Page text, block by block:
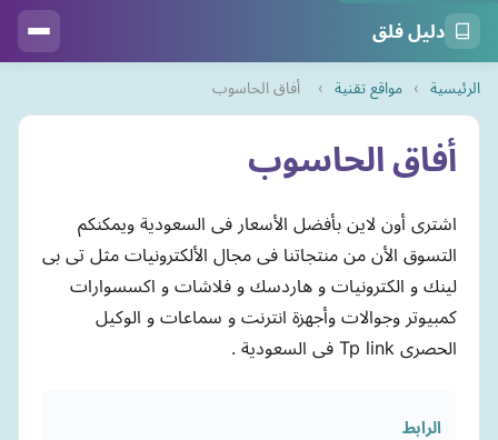
دليل فلق
الرئيسية › مواقع تقنية › أفاق الحاسوب
أفاق الحاسوب
اشترى أون لاين بأفضل الأسعار فى السعودية ويمكنكم
التسوق الأن من منتجاتنا فى مجال الألكترونيات مثل تى بى
لينك و الكترونيات و هاردسك و فلاشات و اكسسوارات
كمبيوتر وجوالات وأجهزة انترنت و سماعات و الوكيل
الحصرى Tp link فى السعودية .
الرابط